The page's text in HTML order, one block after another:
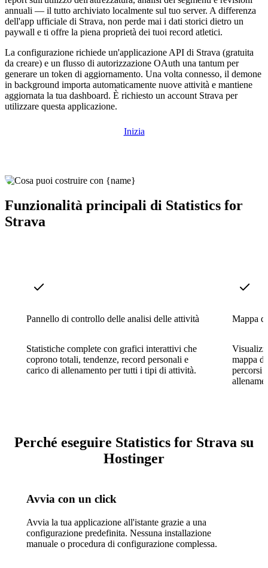
annuali — il tutto archiviato localmente sul tuo server. A differenza
dell'app ufficiale di Strava, non perde mai i dati storici dietro un
paywall e ti offre la piena proprietà dei tuoi record atletici.
La configurazione richiede un'applicazione API di Strava (gratuita
da creare) e un flusso di autorizzazione OAuth una tantum per
generare un token di aggiornamento. Una volta connesso, il demone
in background importa automaticamente nuove attività e mantiene
aggiornata la tua dashboard. È richiesto un account Strava per
utilizzare questa applicazione.
Inizia
Funzionalità principali di Statistics for
Strava
Pannello di controllo delle analisi delle attività
Statistiche complete con grafici interattivi che
coprono totali, tendenze, record personali e
carico di allenamento per tutti i tipi di attività.
Mappa
mappa
percorsi
Perché eseguire Statistics for Strava su
Hostinger
Avvia con un click
Avvia la tua applicazione all'istante grazie a una
configurazione predefinita. Nessuna installazione
manuale o procedura di configurazione complessa.